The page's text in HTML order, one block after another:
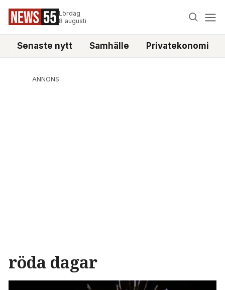
Lördag
8 augusti
Senaste nytt Samhälle Privatekonomi
ANNONS
röda dagar